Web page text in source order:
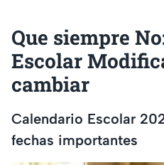
Que siempre
Escolar
cambiar
Calendario Escolar
fechas importantes